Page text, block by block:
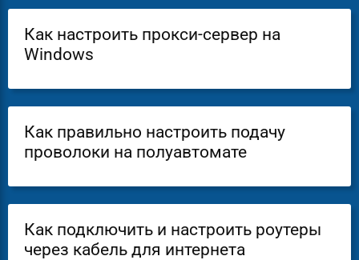
Как настроить прокси-сервер на
Windows
Как правильно настроить подачу
проволоки на полуавтомате
Как подключить и настроить роутеры
через кабель для интернета